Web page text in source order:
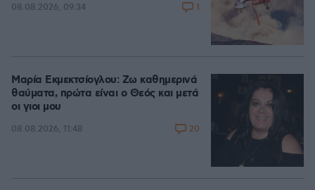
08.08.2026, 09:34 1
Μαρία Εκμεκτσίογλου: Ζω καθημερινά
θαύματα, πρώτα είναι ο Θεός και μετά
οι γιοι μου
08.08.2026, 11:48 20